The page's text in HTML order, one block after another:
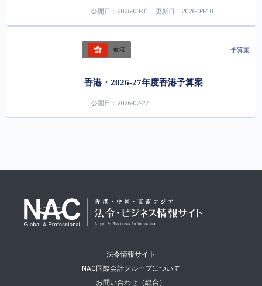
公開日：2026-03-31 更新日：2026-04-18
香港 予算案
香港・2026-27年度香港予算案
公開日：2026-02-27
法令情報サイト
NAC国際会計グループについて
お問い合わせ（総合）